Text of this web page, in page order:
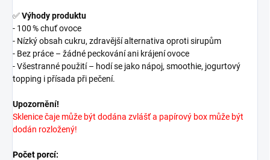
✅Výhody produktu
- 100 % chuť ovoce
- Nízký obsah cukru, zdravější alternativa oproti sirupům
- Bez práce – žádné peckování ani krájení ovoce
- Všestranné použití – hodí se jako nápoj, smoothie, jogurtový
topping i přísada při pečení.
Upozornění!
Sklenice čaje může být dodána zvlášť a papírový box může být
dodán rozložený!
Počet porcí: